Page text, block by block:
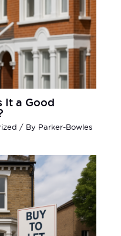
It a Good
/ By Parker-Bowles